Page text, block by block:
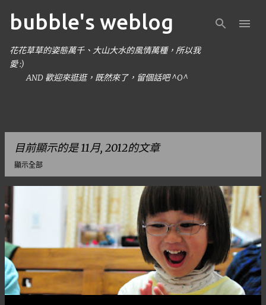
跳到主要內容
bubble's weblog
花花草草的姿態萬千、大山大水的風情萬種，所以我
愛 :)
AND 歡迎來逛逛，既然來了，留個話吧 ^O^
目前顯示的是 11月, 2012的文章
顯示全部
發
表
文
章